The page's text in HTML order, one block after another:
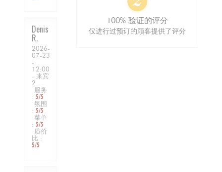
Denis
R
2026-
07-23
-
12:00
- 来宾
2
服务
: 5/5
氛围
: 5/5
菜单
: 5/5
质价
比 :
5/5
100% 验证的评分
仅进行过预订的顾客提供了评分